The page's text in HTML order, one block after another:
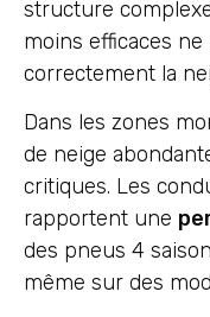
structure
moins efficaces
correctement la
Dans les zones
de neige
critiques. Les
rapportent une
des pneus 4
même sur des